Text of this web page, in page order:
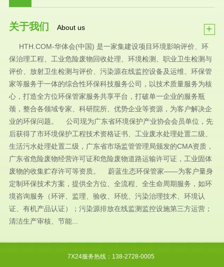
关于我们 About us +
HTH.COM-华体会(中国) 是一家集建设项目环境影响评价、环
保治理工程、工业危险废物回收处理、环境检测、职业卫生检测与
评价、放射卫生检测与评价、污染源在线监控设备及运维、环保管
家等服务于一体的综合性环保科技服务公司，以技术质量服务为核
心，打造全方位环保管家服务共享平台，打破单一企业的服务瓶
颈，整合各领域专家、科研院所、优势企业等资源，为客户解决企
业的环保问题。 公司现为广东省环境保护产业协会会员单位，先
后获得了市环境保护工程技术资格证书、工业废水处理处置二级、
生活污水处理处置二级，广东省市场监管管理局颁发的CMA资质，
广东省危险废物经营许可证和危险废物道路运输许可证，工业固体
废物的收集贮存许可等资质。 蔚蓝生态环保管家——为客户量身
定制环保技术方案，提供全方位、全流程、全生命周期服务，如环
境咨询服务（环评、监理、验收、环统、污染治理技术、环境认
证、有机产品认证）；污染源排放在线监测监控设施第三方运营；
清洁生产审核、节能...
7X24服务热线：138-2728-0005